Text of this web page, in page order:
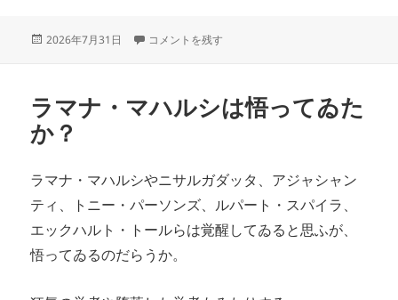
投
2026年7月31日 消費税は全廃すべし に
コメントを残す
ラマナ・マハルシは悟ってゐた
か？
ラマナ・マハルシやニサルガダッタ、アジャシャン
ティ、トニー・パーソンズ、ルパート・スパイラ、
エックハルト・トールらは覚醒してゐると思ふが、
悟ってゐるのだらうか。